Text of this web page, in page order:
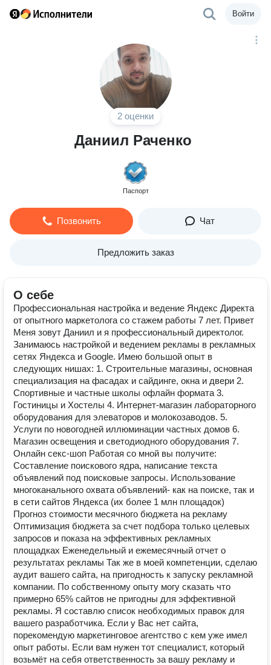
Войти
2 оценки
Даниил Раченко
Паспорт
Позвонить Чат
Предложить заказ
О себе
Профессиональная настройка и ведение Яндекс Директа
от опытного маркетолога со стажем работы 7 лет. Привет
Меня зовут Даниил и я профессиональный директолог.
Занимаюсь настройкой и ведением рекламы в рекламных
сетях Яндекса и Google. Имею большой опыт в
следующих нишах: 1. Строительные магазины, основная
специализация на фасадах и сайдинге, окна и двери 2.
Спортивные и частные школы офлайн формата 3.
Гостиницы и Хостелы 4. Интернет-магазин лабораторного
оборудования для элеваторов и молокозаводов. 5.
Услуги по новогодней иллюминации частных домов 6.
Магазин освещения и светодиодного оборудования 7.
Онлайн секс-шоп Работая со мной вы получите:
Составление поискового ядра, написание текста
объявлений под поисковые запросы. Использование
многоканального охвата объявлений- как на поиске, так и
в сети сайтов Яндекса (их более 1 млн площадок)
Прогноз стоимости месячного бюджета на рекламу
Оптимизация бюджета за счет подбора только целевых
запросов и показа на эффективных рекламных
площадках Еженедельный и ежемесячный отчет о
результатах рекламы Так же в моей компетенции, сделаю
аудит вашего сайта, на пригодность к запуску рекламной
компании. По собственному опыту могу сказать что
примерно 65% сайтов не пригодны для эффективной
рекламы. Я составлю список необходимых правок для
вашего разработчика. Если у Вас нет сайта,
порекомендую маркетинговое агентство с кем уже имел
опыт работы. Если вам нужен тот специалист, который
возьмёт на себя ответственность за вашу рекламу и